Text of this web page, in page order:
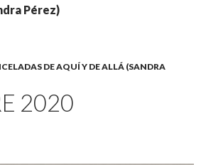
Pérez)
DE AQUÍ Y DE ALLÁ (SANDRA
2020